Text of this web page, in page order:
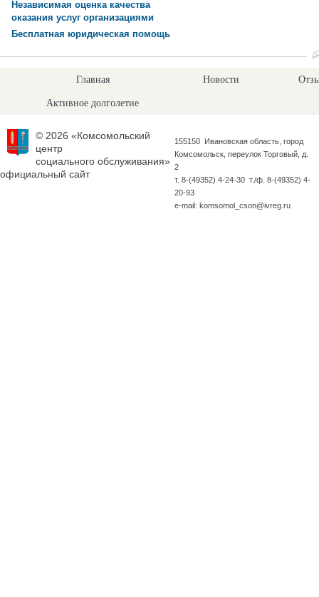
Независимая оценка качества
оказания услуг организациями
Бесплатная юридическая помощь
Главная Новости
Активное долголетие
© 2026 «Комсомольский
центр
социального обслуживания»
официальный сайт
155150 Ивановская область, город
Комсомольск, переулок Торговый, д.
2
т. 8-(49352) 4-24-30 т./ф. 8-(49352) 4-
20-93
e-mail: komsomol_cson@ivreg.ru